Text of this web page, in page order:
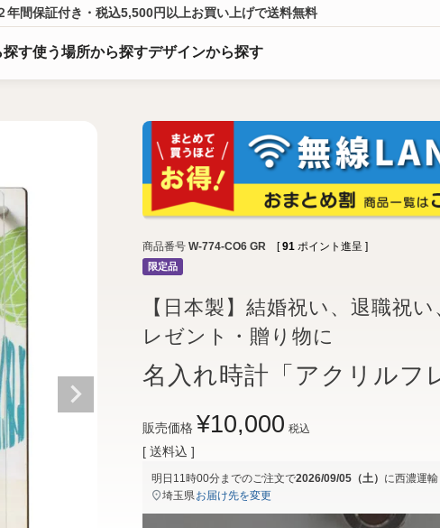
年間保証付き・税込5,500円以上お買い上げで送料無料
探す使う場所から探すデザインから探す
商品番号 W-774-CO6 GR [ 91 ポイント進呈 ]
限定品
【日本製】結婚祝い、退職祝
レゼント・贈り物に
名入れ時計「アクリルフ
販売価格 ¥10,000 税込
送料込
明日 11時00分までのご注文で2026/09/05（土） に西濃運輸
埼玉県お届け先を変更